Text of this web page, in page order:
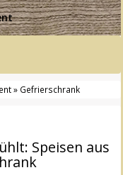
» Gefrierschrank
Speisen aus